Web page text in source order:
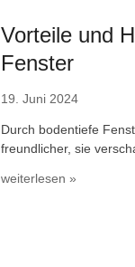
Vorteile und
Fenster
19. Juni 2024
Durch bodentiefe
freundlicher, sie
weiterlesen »